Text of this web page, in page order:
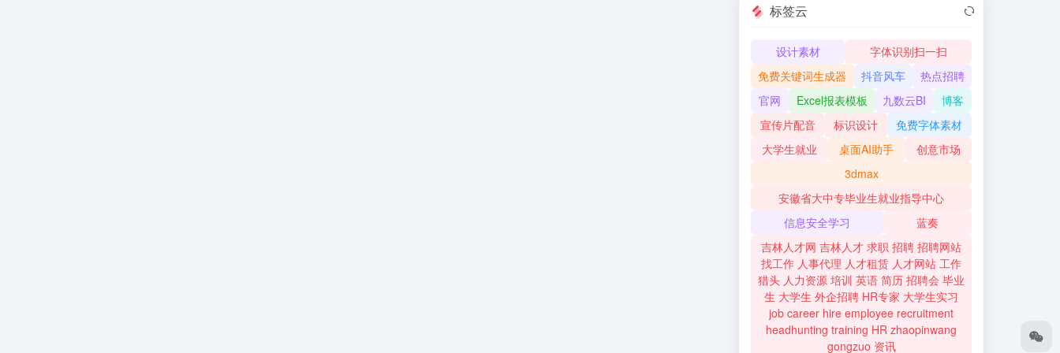
标签云
设计素材
字体识别扫一扫
免费关键词生成器
抖音风车
热点招聘
官网
Excel报表模板 九数云BI
博客
宣传片配音
标识设计
免费字体素材
大学生就业
桌面AI助手
创意市场
3dmax
安徽省大中专毕业生就业指导中心
信息安全学习
蓝奏
吉林人才网 吉林人才 求职 招聘 招聘网站
找工作 人事代理 人才租赁 人才网站 工作
猎头 人力资源 培训 英语 简历 招聘会 毕业
生 大学生 外企招聘 HR专家 大学生实习
job career hire employee recruitment
headhunting training HR zhaopinwang
gongzuo 资讯